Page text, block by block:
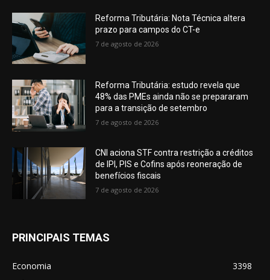
Reforma Tributária: Nota Técnica altera
prazo para campos do CT-e
7 de agosto de 2026
Reforma Tributária: estudo revela que
48% das PMEs ainda não se prepararam
para a transição de setembro
7 de agosto de 2026
CNI aciona STF contra restrição a créditos
de IPI, PIS e Cofins após reoneração de
benefícios fiscais
7 de agosto de 2026
PRINCIPAIS TEMAS
Economia
3398